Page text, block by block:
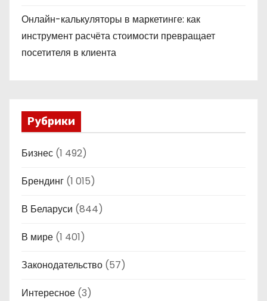
Онлайн-калькуляторы в маркетинге: как
инструмент расчёта стоимости превращает
посетителя в клиента
Рубрики
Бизнес (1 492)
Брендинг (1 015)
В Беларуси (844)
В мире (1 401)
Законодательство (57)
Интересное (3)